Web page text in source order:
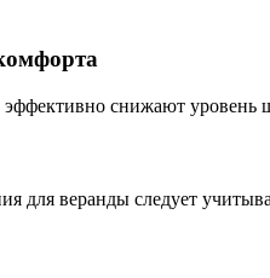
снижают уровень
для веранды следует